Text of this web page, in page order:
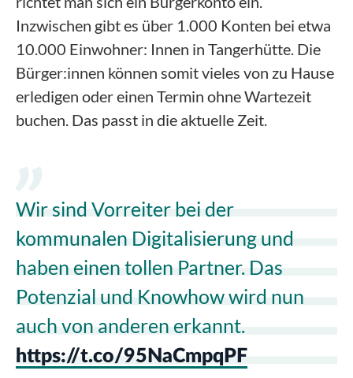
Inzwischen gibt es über 1.000 Konten bei etwa
10.000 Einwohner: Innen in Tangerhütte. Die
Bürger:innen können somit vieles von zu Hause
erledigen oder einen Termin ohne Wartezeit
buchen. Das passt in die aktuelle Zeit.
Wir sind Vorreiter bei der
kommunalen Digitalisierung und
haben einen tollen Partner. Das
Potenzial und Knowhow wird nun
auch von anderen erkannt.
https://t.co/95NaCmpqPF